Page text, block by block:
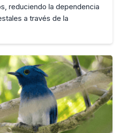
reduciendo la dependencia
a través de la